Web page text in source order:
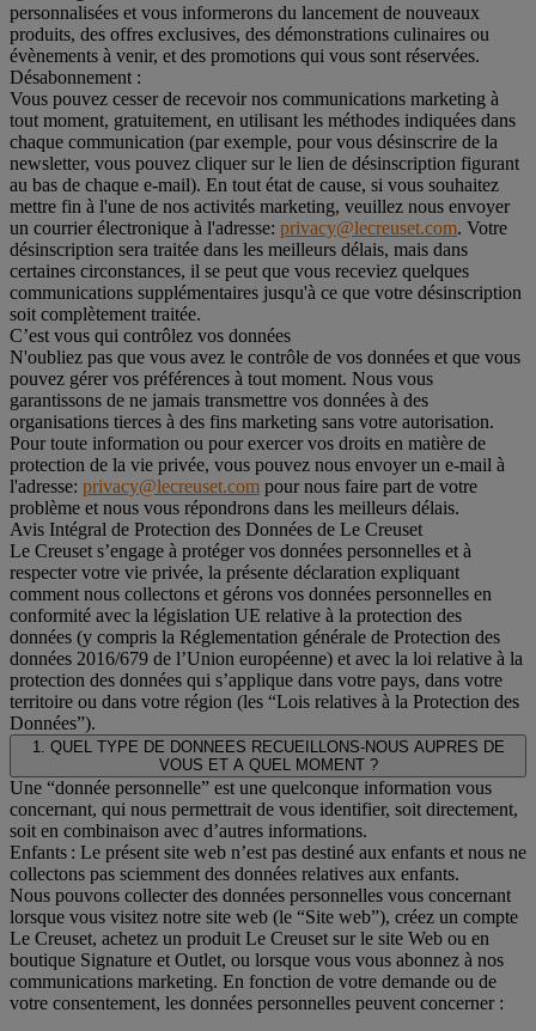
personnalisées et vous informerons du lancement de nouveaux
produits, des offres exclusives, des démonstrations culinaires ou
évènements à venir, et des promotions qui vous sont réservées.
Désabonnement :
Vous pouvez cesser de recevoir nos communications marketing à
tout moment, gratuitement, en utilisant les méthodes indiquées dans
chaque communication (par exemple, pour vous désinscrire de la
newsletter, vous pouvez cliquer sur le lien de désinscription figurant
au bas de chaque e-mail). En tout état de cause, si vous souhaitez
mettre fin à l'une de nos activités marketing, veuillez nous envoyer
un courrier électronique à l'adresse: privacy@lecreuset.com. Votre
désinscription sera traitée dans les meilleurs délais, mais dans
certaines circonstances, il se peut que vous receviez quelques
communications supplémentaires jusqu'à ce que votre désinscription
soit complètement traitée.
C’est vous qui contrôlez vos données
N'oubliez pas que vous avez le contrôle de vos données et que vous
pouvez gérer vos préférences à tout moment. Nous vous
garantissons de ne jamais transmettre vos données à des
organisations tierces à des fins marketing sans votre autorisation.
Pour toute information ou pour exercer vos droits en matière de
protection de la vie privée, vous pouvez nous envoyer un e-mail à
l'adresse: privacy@lecreuset.com pour nous faire part de votre
problème et nous vous répondrons dans les meilleurs délais.
Avis Intégral de Protection des Données de Le Creuset
Le Creuset s’engage à protéger vos données personnelles et à
respecter votre vie privée, la présente déclaration expliquant
comment nous collectons et gérons vos données personnelles en
conformité avec la législation UE relative à la protection des
données (y compris la Réglementation générale de Protection des
données 2016/679 de l’Union européenne) et avec la loi relative à la
protection des données qui s’applique dans votre pays, dans votre
territoire ou dans votre région (les “Lois relatives à la Protection des
Données”).
1. QUEL TYPE DE DONNEES RECUEILLONS-NOUS AUPRES DE
VOUS ET A QUEL MOMENT ?
Une “donnée personnelle” est une quelconque information vous
concernant, qui nous permettrait de vous identifier, soit directement,
soit en combinaison avec d’autres informations.
Enfants : Le présent site web n’est pas destiné aux enfants et nous ne
collectons pas sciemment des données relatives aux enfants.
Nous pouvons collecter des données personnelles vous concernant
lorsque vous visitez notre site web (le “Site web”), créez un compte
Le Creuset, achetez un produit Le Creuset sur le site Web ou en
boutique Signature et Outlet, ou lorsque vous vous abonnez à nos
communications marketing. En fonction de votre demande ou de
votre consentement, les données personnelles peuvent concerner :